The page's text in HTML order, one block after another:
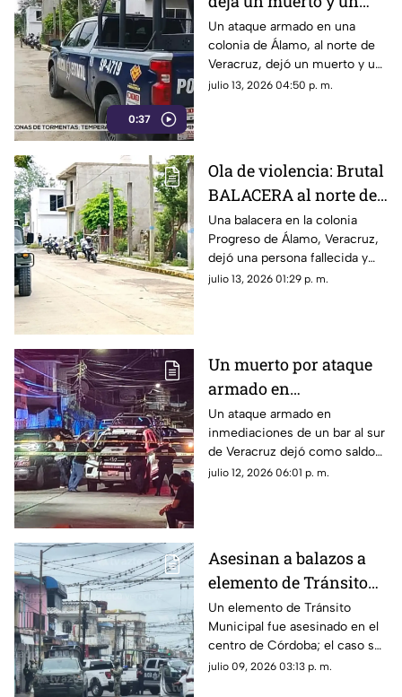
0:37
lesionado, al norte de
Veracruz
Un ataque armado en una
colonia de Álamo, al norte de
Veracruz, dejó un muerto y un
lesionado; una muestra de que
julio 13, 2026 04:50 p. m.
Ola de violencia: Brutal
BALACERA al norte de
Veracruz deja un
muerto y un herido
Una balacera en la colonia
Progreso de Álamo, Veracruz,
dejó una persona fallecida y
otra lesionada. Esto se sabe.
julio 13, 2026 01:29 p. m.
Un muerto por ataque
armado en
inmediaciones de bar
al sur de Veracruz;
sigue la violencia en el
gobierno de Rocío
Un ataque armado en
inmediaciones de un bar al sur
de Veracruz dejó como saldo
un hombre muerto; este
julio 12, 2026 06:01 p. m.
Asesinan a balazos a
elemento de Tránsito
Municipal en Córdoba;
así ocurrió
Un elemento de Tránsito
Municipal fue asesinado en el
centro de Córdoba; el caso se
suma a la lista de hechos
julio 09, 2026 03:13 p. m.